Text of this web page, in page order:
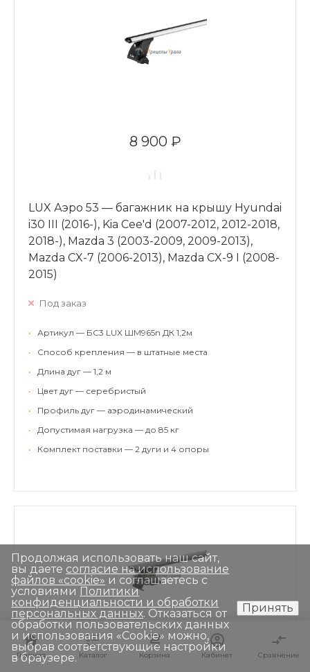
Главная Каталог Корзина Кабинет Сравнение
Главная Каталог Корзина Кабинет Сравнение
8 900 ₽
LUX Аэро 53 — багажник на крышу Hyundai
i30 III (2016-), Kia Cee'd (2007-2012, 2012-2018,
2018-), Mazda 3 (2003-2009, 2009-2013),
Mazda CX-7 (2006-2013), Mazda CX-9 I (2008-
2015)
Под заказ
•
Артикул — БС3 LUX ШМ965n ДК 1,2м
•
Способ крепления — в штатные места
•
Длина дуг — 1,2 м
•
Цвет дуг — серебристый
•
Профиль дуг — аэродинамический
•
Допустимая нагрузка — до 85 кг
•
Комплект поставки — 2 дуги и 4 опоры
Продолжая использовать наш сайт,
вы даете согласие на использование
файлов «cookie» и соглашаетесь с
условиями Политики
конфиденциальности и обработки
персональных данных. Отказаться от
обработки пользовательских данных
и использования «Сookie» можно,
выбрав соответствующие настройки
в браузере.
Принять